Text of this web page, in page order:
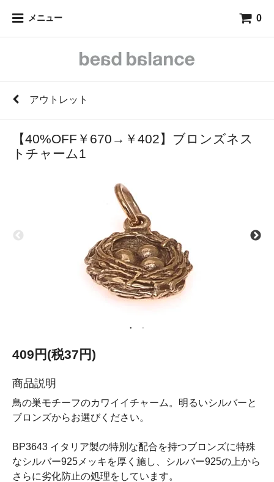
メニュー 0
アウトレット
【40%OFF￥670→￥402】ブロンズネス
トチャーム1
409円(税37円)
商品説明
鳥の巣モチーフのカワイイチャーム。明るいシルバーと
ブロンズからお選びください。
BP3643 イタリア製の特別な配合を持つブロンズに特殊
なシルバー925メッキを厚く施し、シルバー925の上から
さらに劣化防止の処理をしています。